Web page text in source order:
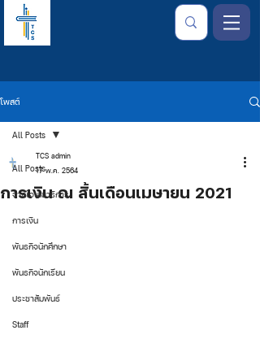
โพสต์
All Posts
จากใจเลขาธิการ
การเงิน
พันธกิจนักศึกษา
พันธกิจนักเรียน
ประชาสัมพันธ์
Staff
All Posts
การเงิน ณ สิ้นเดือนเมษายน 2021
TCS admin
17 พ.ค. 2564